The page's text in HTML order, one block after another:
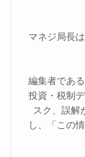
マネジ局長
編集者であ
投資・税制
スク、誤解
し、「この